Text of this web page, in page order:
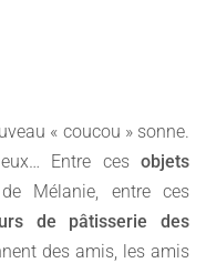
« coucou » sonne.
Entre ces objets
Mélanie, entre ces
de pâtisserie des
des amis, les amis